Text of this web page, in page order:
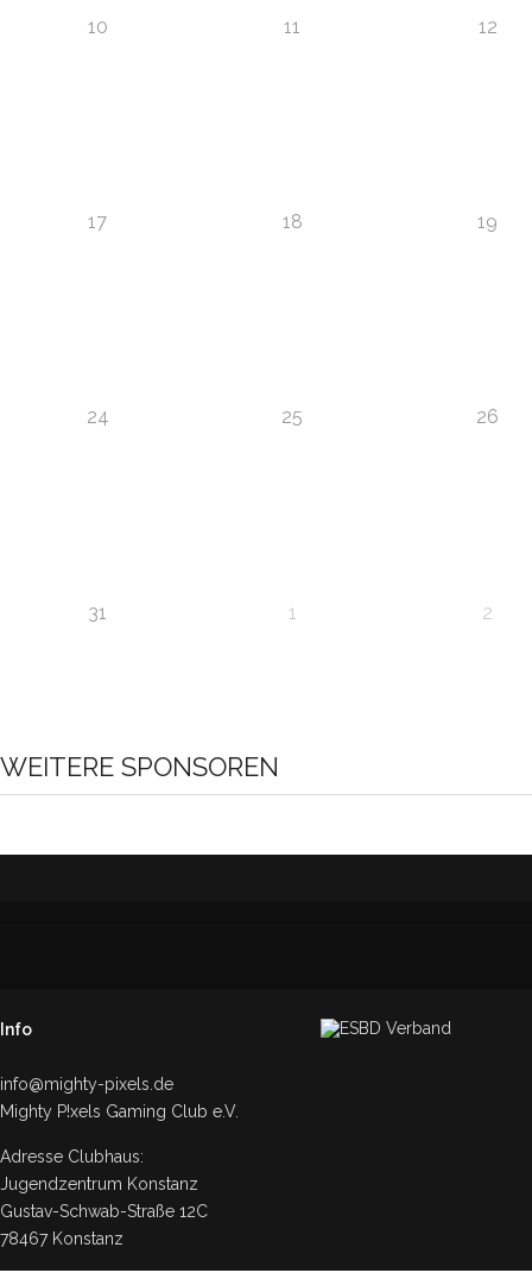
10 11 12
17 18 19
24 25 26
31 1 2
WEITERE SPONSOREN
Info
info@mighty-pixels.de
Mighty P!xels Gaming Club e.V.
Adresse Clubhaus:
Jugendzentrum Konstanz
Gustav-Schwab-Straße 12C
78467 Konstanz